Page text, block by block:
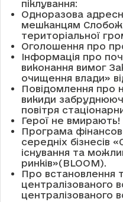
піклування:
Одноразова
мешканцям
територіальної
Оголошення про
Інформація про
виконання вимог
очищення влади»
Повідомлення про
викиди
повітря
Герої не вмирають!
Програма
середніх бізнесів
існування та
ринків»(BLOOM).
Про встановлення
централізованого
централізованого